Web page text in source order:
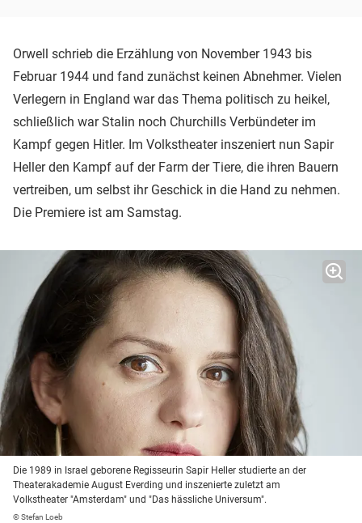
Orwell schrieb die Erzählung von November 1943 bis
Februar 1944 und fand zunächst keinen Abnehmer. Vielen
Verlegern in England war das Thema politisch zu heikel,
schließlich war Stalin noch Churchills Verbündeter im
Kampf gegen Hitler. Im Volkstheater inszeniert nun Sapir
Heller den Kampf auf der Farm der Tiere, die ihren Bauern
vertreiben, um selbst ihr Geschick in die Hand zu nehmen.
Die Premiere ist am Samstag.
Die 1989 in Israel geborene Regisseurin Sapir Heller studierte an der
Theaterakademie August Everding und inszenierte zuletzt am
Volkstheater "Amsterdam" und "Das hässliche Universum".
© Stefan Loeb